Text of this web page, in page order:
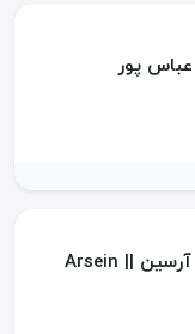
عباس پور
کانال سروش پلاس آرسین || Arsein